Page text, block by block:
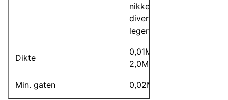
nikkel,
diverse
legeringen
Dikte
0,01MM-
2,0MM
Min. gaten 0,02MM